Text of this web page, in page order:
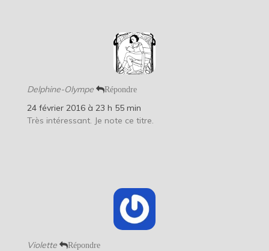
Delphine-Olympe Répondre
24 février 2016 à 23 h 55 min
Très intéressant. Je note ce titre.
Violette Répondre